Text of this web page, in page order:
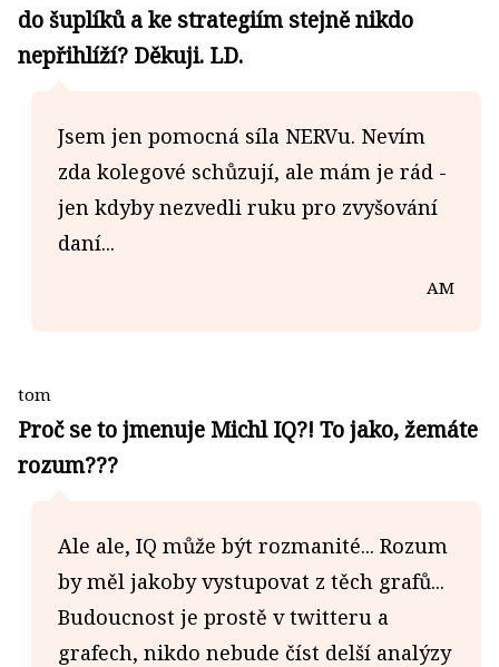
do šuplíků a ke strategiím stejně nikdo
nepřihlíží? Děkuji. LD.
Jsem jen pomocná síla NERVu. Nevím
zda kolegové schůzují, ale mám je rád -
jen kdyby nezvedli ruku pro zvyšování
daní...
AM
tom
Proč se to jmenuje Michl IQ?! To jako, žemáte
rozum???
Ale ale, IQ může být rozmanité... Rozum
by měl jakoby vystupovat z těch grafů...
Budoucnost je prostě v twitteru a
grafech, nikdo nebude číst delší analýzy